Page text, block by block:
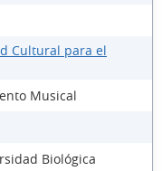
Cultural para el
Musical
Biológica